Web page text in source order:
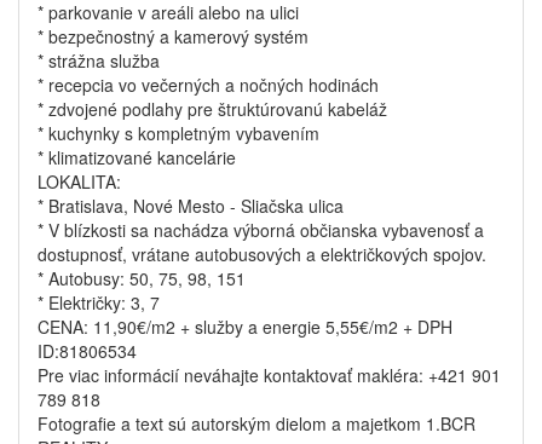
* parkovanie v areáli alebo na ulici
* bezpečnostný a kamerový systém
* strážna služba
* recepcia vo večerných a nočných hodinách
* zdvojené podlahy pre štruktúrovanú kabeláž
* kuchynky s kompletným vybavením
* klimatizované kancelárie
LOKALITA:
* Bratislava, Nové Mesto - Sliačska ulica
* V blízkosti sa nachádza výborná občianska vybavenosť a
dostupnosť, vrátane autobusových a električkových spojov.
* Autobusy: 50, 75, 98, 151
* Električky: 3, 7
CENA: 11,90€/m2 + služby a energie 5,55€/m2 + DPH
ID:81806534
Pre viac informácií neváhajte kontaktovať makléra: +421 901
789 818
Fotografie a text sú autorským dielom a majetkom 1.BCR